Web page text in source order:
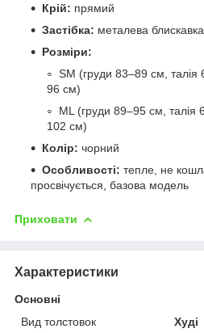
Крій: прямий
Застібка: металева блискавка
Розміри:
SM (груди 83–89 см, талія
96 см)
ML (груди 89–95 см, талія
102 см)
Колір: чорний
Особливості: тепле, не
просвічується, базова модель
Приховати
Характеристики
Основні
Вид толстовок
Худі